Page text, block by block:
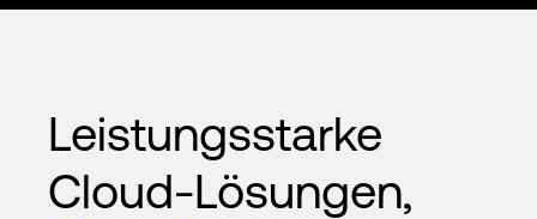
Leistungsstarke
Cloud-Lösungen,